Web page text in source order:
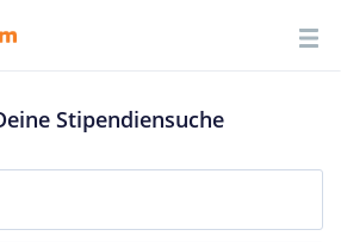
Stipendiensuche